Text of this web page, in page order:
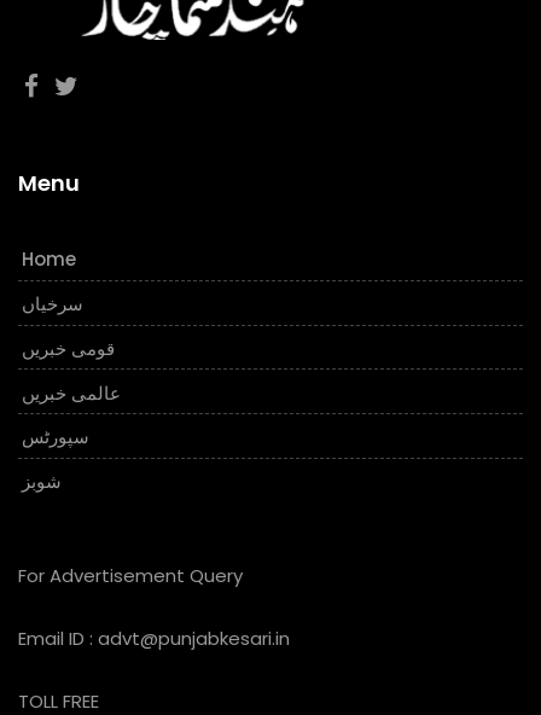
Menu
Home
سرخیاں
قومی خبریں
عالمی خبریں
سپورٹس
شوبز
For Advertisement Query
Email ID : advt@punjabkesari.in
TOLL FREE